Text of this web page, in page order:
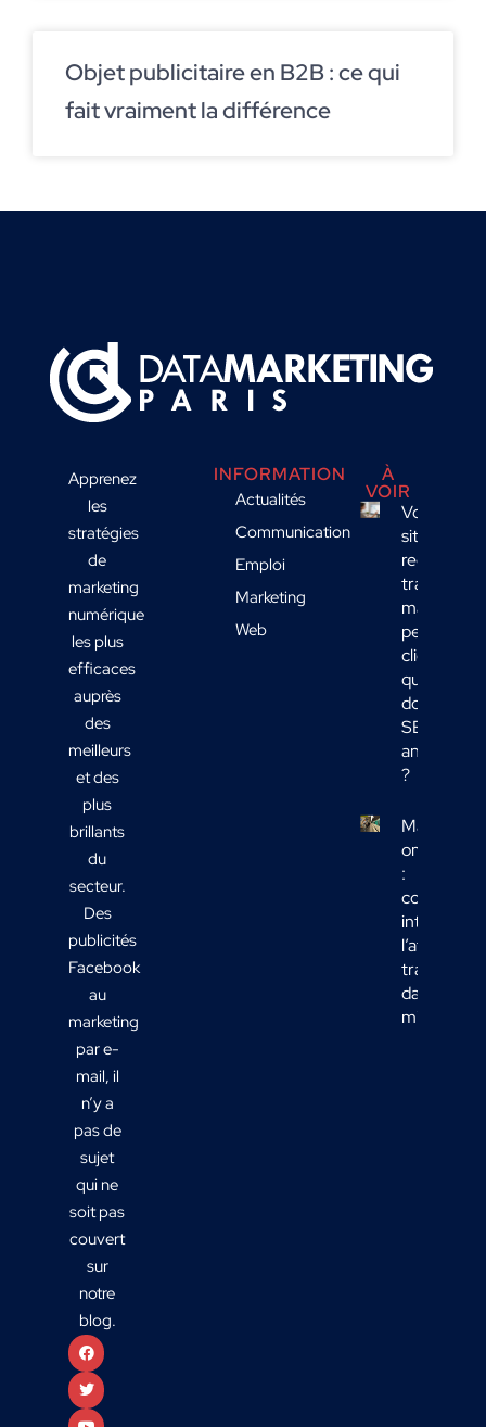
Objet publicitaire en B2B : ce qui
fait vraiment la différence
Apprenez
les
stratégies
de
marketing
numérique
les plus
efficaces
auprès
des
meilleurs
et des
plus
brillants
du
secteur.
Des
publicités
Facebook
au
marketing
par e-
mail, il
n’y a
pas de
sujet
qui ne
soit pas
couvert
sur
notre
blog.
INFORMATION
Actualités
Communication
Emploi
Marketing
Web
À
VOIR
Votre
site
reçoit du
trafic
mais
peu de
clients :
quelles
données
SEO
analyser
?
Marketing
omnicanal
:
comment
intégrer
l’affichage
transport
dans votre
mix média